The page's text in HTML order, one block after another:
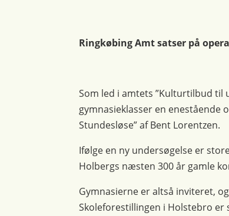
Ringkøbing Amt satser på
Som led i amtets ”Kulturtilbud til
gymnasieklasser en enestående
Stundesløse” af Bent Lorentzen.
Ifølge en ny undersøgelse er
Holbergs næsten 300 år gamle
Gymnasierne er altså inviteret,
Skoleforestillingen i Holstebro er